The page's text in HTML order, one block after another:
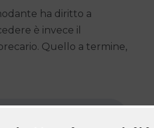
ha diritto a
è invece il
Quello a termine,